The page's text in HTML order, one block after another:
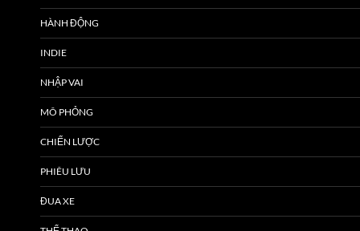
HÀNH ĐỘNG
INDIE
NHẬP VAI
MÔ PHỎNG
CHIẾN LƯỢC
PHIÊU LƯU
ĐUA XE